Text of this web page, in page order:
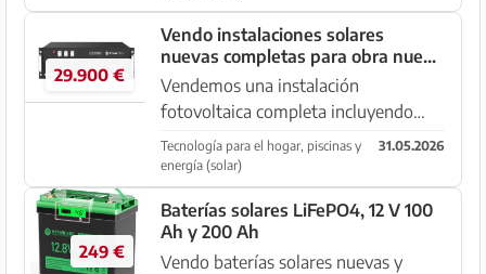
resistentes a las sombras, para uso
comercial con 25 años de garantía de
SunPower....
29.900 €
Vendo instalaciones solares
nuevas completas para obra nueva
!!!
Vendemos una instalación
fotovoltaica completa incluyendo
todos los componentes NUEVA Incl.
acumulador de 35 kW etc. Por
cancelación del cliente. Información
ver fotos ... 62 paneles / 7 baterías
etc....
Tecnología para el hogar, piscinas y
energía (solar)
31.05.2026
249 €
Baterías solares LiFePO4, 12 V 100
Ah y 200 Ah
Vendo baterías solares nuevas y